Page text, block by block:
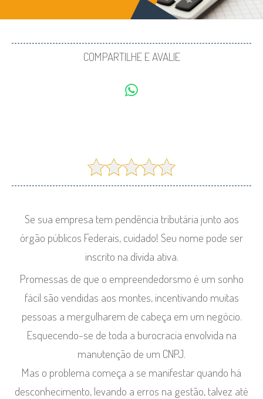
COMPARTILHE E AVALIE
Se sua empresa tem pendência tributária junto aos
órgão públicos Federais, cuidado! Seu nome pode ser
inscrito na dívida ativa.
Promessas de que o empreendedorsmo é um sonho
fácil são vendidas aos montes, incentivando muitas
pessoas a mergulharem de cabeça em um negócio.
Esquecendo-se de toda a burocracia envolvida na
manutenção de um CNPJ.
Mas o problema começa a se manifestar quando há
desconhecimento, levando a erros na gestão, talvez até